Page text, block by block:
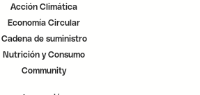
Acción Climática
Economía Circular
Cadena de suministro
Nutrición y Consumo
Community